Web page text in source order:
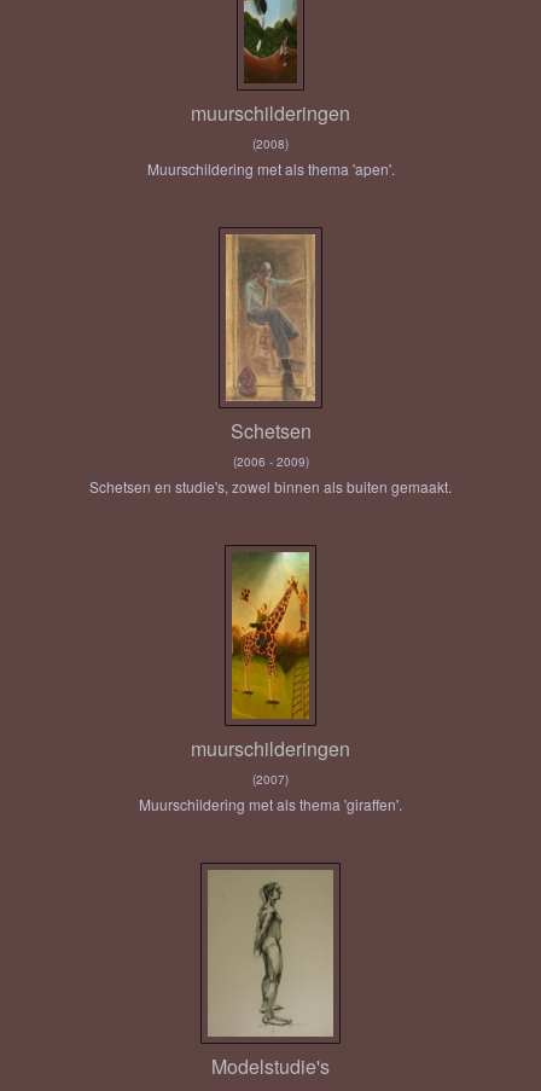
muurschilderingen
(2008)
Muurschildering met als thema 'apen'.
Schetsen
(2006 - 2009)
Schetsen en studie's, zowel binnen als buiten gemaakt.
muurschilderingen
(2007)
Muurschildering met als thema 'giraffen'.
Modelstudie's